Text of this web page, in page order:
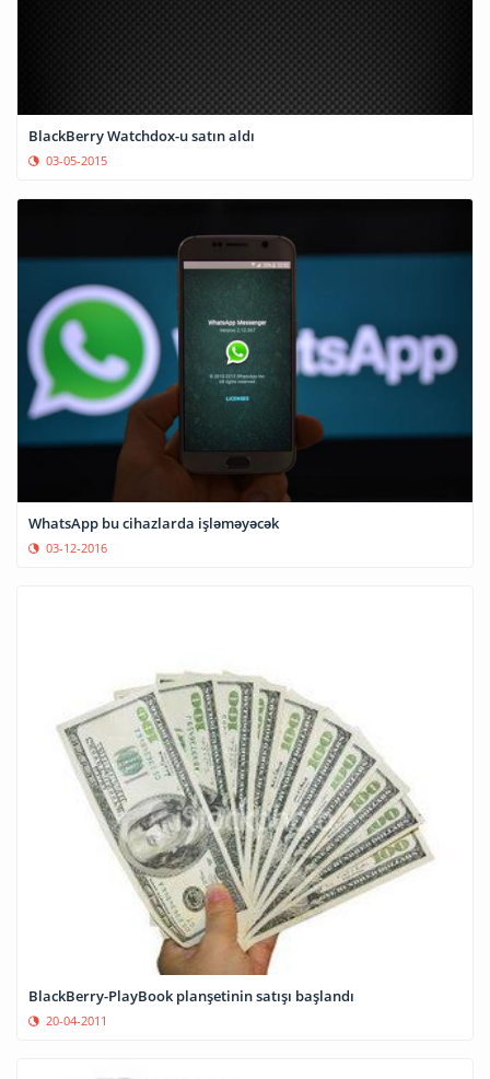
BlackBerry Watchdox-u satın aldı
03-05-2015
WhatsApp bu cihazlarda işləməyəcək
03-12-2016
BlackBerry-PlayBook planşetinin satışı başlandı
20-04-2011